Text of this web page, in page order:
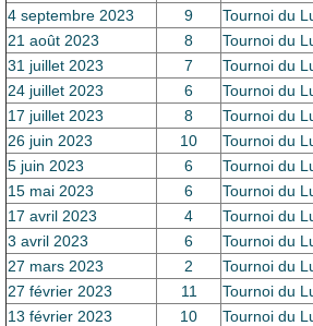
4 septembre 2023
9
Tournoi du
21 août 2023
8
Tournoi du
31 juillet 2023
7
Tournoi du
24 juillet 2023
6
Tournoi du
17 juillet 2023
8
Tournoi du
26 juin 2023
10
Tournoi du
5 juin 2023
6
Tournoi du
15 mai 2023
6
Tournoi du
17 avril 2023
4
Tournoi du
3 avril 2023
6
Tournoi du
27 mars 2023
2
Tournoi du
27 février 2023
11
Tournoi du
13 février 2023
10
Tournoi du